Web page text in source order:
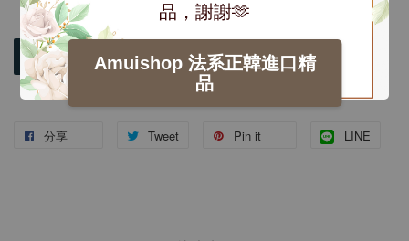
品，謝謝🫶
Amuishop 法系正韓進口精
品
加入購物車
分享 Tweet Pin it LINE